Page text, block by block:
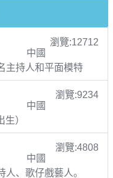
瀏覽:12712
中國
主持人和平面模特
瀏覽:9234
中國
）
瀏覽:4808
中國
、歌仔戲藝人。